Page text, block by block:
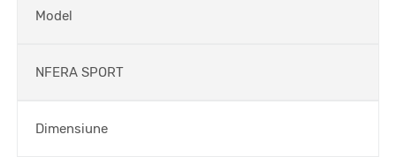
Model
NFERA SPORT
Dimensiune